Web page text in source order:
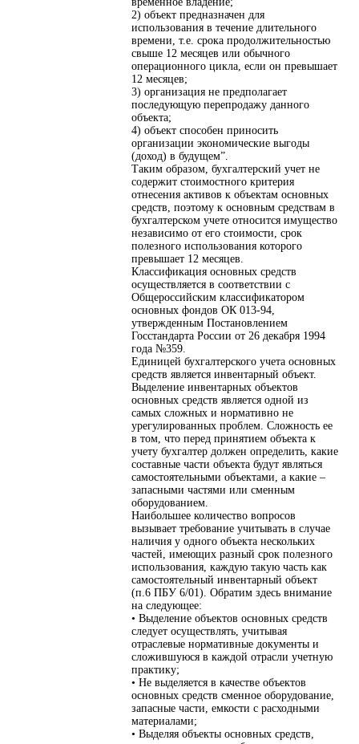
2) объект предназначен для
использования в течение длительного
времени, т.е. срока продолжительностью
свыше 12 месяцев или обычного
операционного цикла, если он превышает
12 месяцев;
3) организация не предполагает
последующую перепродажу данного
объекта;
4) объект способен приносить
организации экономические выгоды
(доход) в будущем”.
Таким образом, бухгалтерский учет не
содержит стоимостного критерия
отнесения активов к объектам основных
средств, поэтому к основным средствам в
бухгалтерском учете относится имущество
независимо от его стоимости, срок
полезного использования которого
превышает 12 месяцев.
Классификация основных средств
осуществляется в соответствии с
Общероссийским классификатором
основных фондов ОК 013-94,
утвержденным Постановлением
Госстандарта России от 26 декабря 1994
года №359.
Единицей бухгалтерского учета основных
средств является инвентарный объект.
Выделение инвентарных объектов
основных средств является одной из
самых сложных и нормативно не
урегулированных проблем. Сложность ее
в том, что перед принятием объекта к
учету бухгалтер должен определить, какие
составные части объекта будут являться
самостоятельными объектами, а какие –
запасными частями или сменным
оборудованием.
Наибольшее количество вопросов
вызывает требование учитывать в случае
наличия у одного объекта нескольких
частей, имеющих разный срок полезного
использования, каждую такую часть как
самостоятельный инвентарный объект
(п.6 ПБУ 6/01). Обратим здесь внимание
на следующее:
• Выделение объектов основных средств
следует осуществлять, учитывая
отраслевые нормативные документы и
сложившуюся в каждой отрасли учетную
практику;
• Не выделяется в качестве объектов
основных средств сменное оборудование,
запасные части, емкости с расходными
материалами;
• Выделяя объекты основных средств,